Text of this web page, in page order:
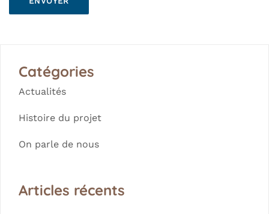
Catégories
Actualités
Histoire du projet
On parle de nous
Articles récents